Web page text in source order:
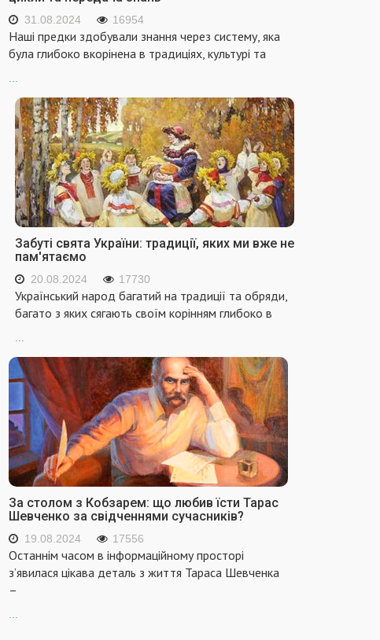
31.08.2024 16954
Наші предки здобували знання через систему, яка
була глибоко вкорінена в традиціях, культурі та
...
Забуті свята України: традиції, яких ми вже не
пам'ятаємо
20.08.2024 17730
Український народ багатий на традиції та обряди,
багато з яких сягають своїм корінням глибоко в
...
За столом з Кобзарем: що любив їсти Тарас
Шевченко за свідченнями сучасників?
19.08.2024 17556
Останнім часом в інформаційному просторі
з’явилася цікава деталь з життя Тараса Шевченка
–
...